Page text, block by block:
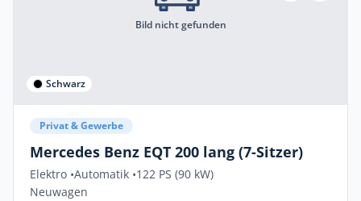
Schwarz
Bild nicht gefunden
Privat & Gewerbe
Mercedes Benz EQT 200 lang (7-Sitzer)
Elektro •Automatik •122 PS (90 kW)
Neuwagen